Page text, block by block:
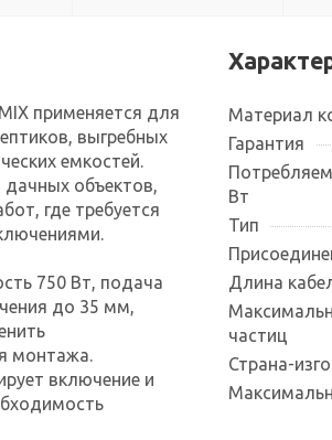
применяется для
выгребных
емкостей.
объектов,
где требуется
750 Вт, подача
до 35 мм,
монтажа.
включение и
Материал
Гарантия
Вт
Тип
Длина
частиц
Страна-